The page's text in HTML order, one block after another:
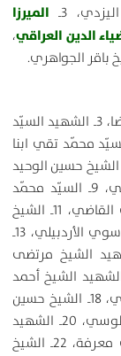
الميرزا
الدين العراقي،
أنجاله: 1ـ السيّد يوسف، 2ـ الشهيد السيّد محمّد رضا، 3ـ الشهيد السيّد
والسيّد محمّد تقي ابنا
سعيد الحكيم، 6ـ السيّد علي السيستاني، 7ـ الشيخ حسين الوحيد
الخراساني، 8ـ الشهيد السيّد محمّد رضا الخلخالي، 9ـ السيّد محمّد
مهدي الخلخالي، 10ـ الشهيد السيّد محمّد علي القاضي، 11ـ الشيخ
محمّد تقي الجعفري، 12ـ السيّد عبد الكريم الموسوي الأردبيلي، 13ـ
النجفي الخونساري، 14ـ الشهيد الشيخ مرتضى
15ـ الشيخ ناصر مكارم الشيرازي، 16ـ الشهيد الشيخ أحمد
الأنصاري، 17ـ الشهيد الشيخ محمّد تقي الجواهري، 18ـ الشيخ حسين
الراستي الكاشاني، 19ـ الشيخ عبد المنعم الفرطوسي، 20ـ الشهيد
السيّد أسد الله المدني، 21ـ الشيخ محمّد هادي معرفة، 22ـ الشيخ